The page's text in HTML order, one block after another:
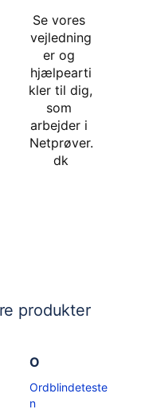
Se vores
vejledning
er og
hjælpearti
kler til dig,
som
arbejder i
Netprøver.
dk
produkter
O
Ordblindeteste
n